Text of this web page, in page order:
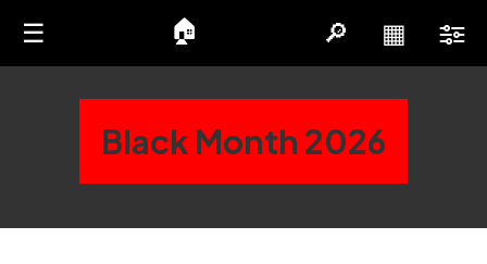
Black Month 2026
☰ 🏠 🔎 ▦